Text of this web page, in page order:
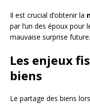
Il est crucial d’obtenir la
par l’un des époux pour
mauvaise surprise future.
Les enjeux
biens
Le partage des biens